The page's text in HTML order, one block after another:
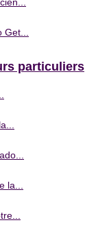
particuliers
la...